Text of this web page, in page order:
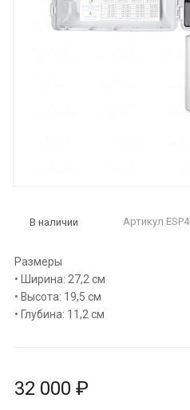
В наличии Артикул
Размеры
• Ширина: 27,2 cм
• Высота: 19,5 cм
• Глубина: 11,2 cм
32 000 ₽